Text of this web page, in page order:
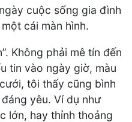
cuộc sống gia đình
cái màn hình.
Không phải mê tín đến
tin vào ngày giờ, màu
tôi thấy cũng bình
yêu. Ví dụ như
lớn, hay thỉnh thoảng